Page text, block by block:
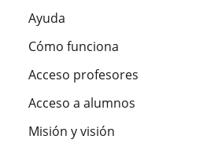
Ayuda
Cómo funciona
Acceso profesores
Acceso a alumnos
Misión y visión